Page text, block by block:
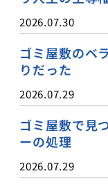
2026.07.30
ゴミ屋敷のベ
りだった
2026.07.29
ゴミ屋敷で見
ーの処理
2026.07.29